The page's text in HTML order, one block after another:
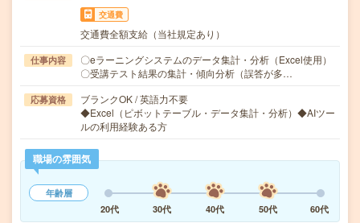
交通費
交通費全額支給（当社規定あり）
仕事内容
〇eラーニングシステムのデータ集計・分析（Excel使用）
〇受講テスト結果の集計・傾向分析（誤答が多…
応募資格
ブランクOK / 英語力不要
◆Excel（ピボットテーブル・データ集計・分析）◆AIツー
ルの利用経験ある方
職場の雰囲気
年齢層
20代
30代 40代 50代 60代